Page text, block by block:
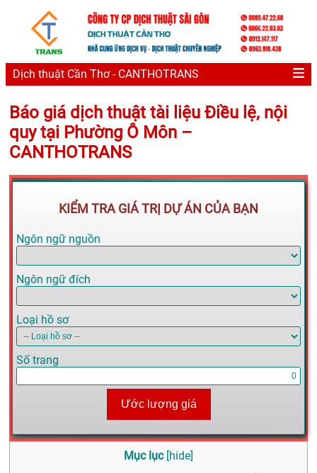
Dịch thuật Cần Thơ - CANTHOTRANS
Báo giá dịch thuật tài liệu Điều lệ, nội
quy tại Phường Ô Môn –
CANTHOTRANS
KIỂM TRA GIÁ TRỊ DỰ ÁN CỦA BẠN
Ngôn ngữ nguồn
Ngôn ngữ đích
Loại hồ sơ
Số trang
Ước lượng giá
Mục lục [hide]